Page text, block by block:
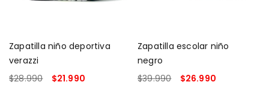
Zapatilla niño deportiva
verazzi
$28.990 $21.990
Zapatilla escolar niño
negro
$39.990 $26.990